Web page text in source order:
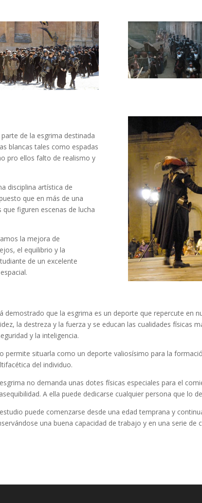
de la esgrima destinada
blancas tales como espadas
pro ellos falto de realismo y
disciplina artística de
que en más de una
figuren escenas de lucha
la mejora de
el equilibrio y la
de un excelente
demostrado que la esgrima es un deporte que repercute en
la destreza y la fuerza y se educan las cualidades físicas
y la inteligencia.
permite situarla como un deporte valiosísimo para la
del individuo.
no demanda unas dotes físicas especiales para el
A ella puede dedicarse cualquier persona que lo
puede comenzarse desde una edad temprana y
una buena capacidad de trabajo y en una serie de